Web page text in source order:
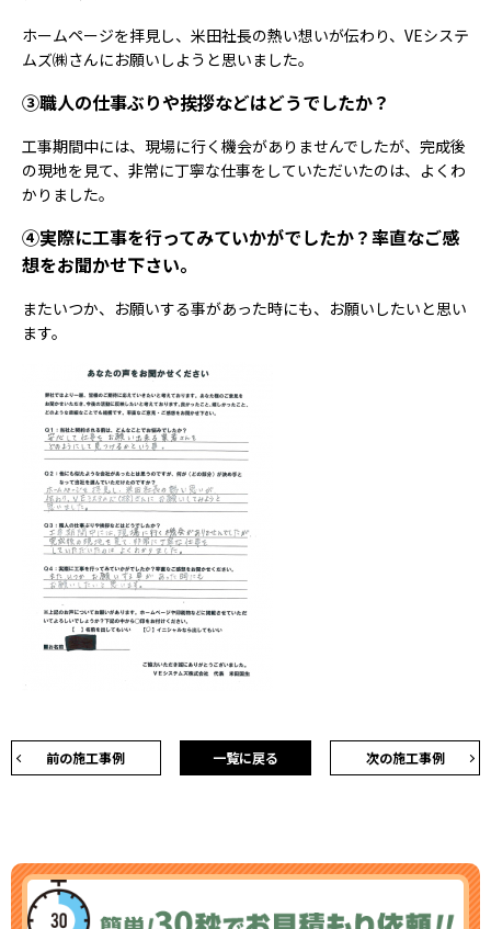
ホームページを拝見し、米田社長の熱い想いが伝わり、VEシステ
ムズ㈱さんにお願いしようと思いました。
③職人の仕事ぶりや挨拶などはどうでしたか？
工事期間中には、現場に行く機会がありませんでしたが、完成後
の現地を見て、非常に丁寧な仕事をしていただいたのは、よくわ
かりました。
④実際に工事を行ってみていかがでしたか？率直なご感
想をお聞かせ下さい。
またいつか、お願いする事があった時にも、お願いしたいと思い
ます。
前の施工事例 次の施工事例
一覧に戻る